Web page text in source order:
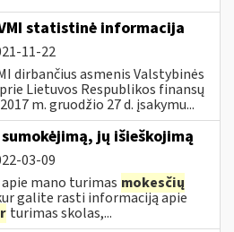
statistinė informacija
11-22
dirbančius asmenis Valstybinės
Lietuvos Respublikos finansų
m. gruodžio 27 d. įsakymu...
sumokėjimą, jų išieškojimą
03-09
mano turimas mokesčių
galite rasti informaciją apie
turimas skolas,...